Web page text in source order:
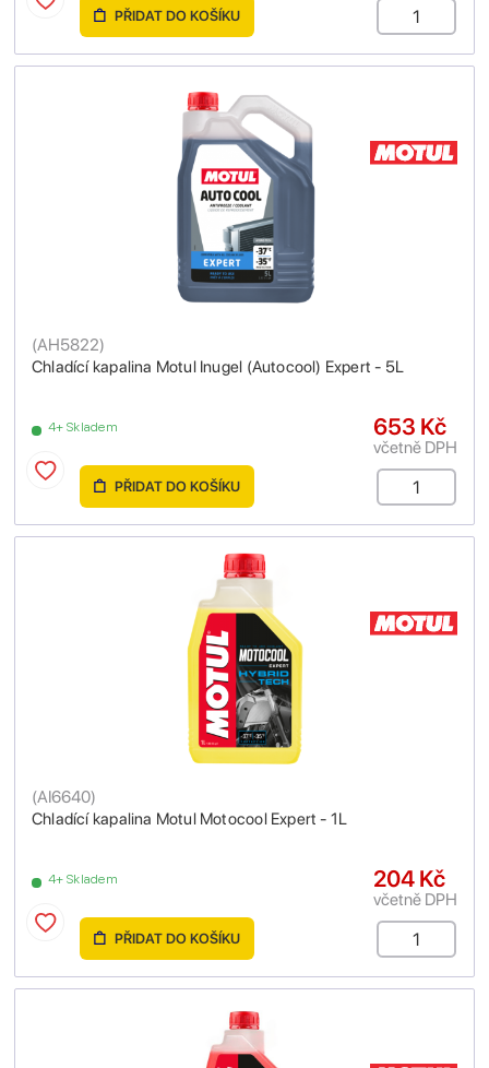
PŘIDAT DO KOŠÍKU
Chladící kapalina Motul Inugel (Autocool) Expert - 5L
(AH5822)
4+ Skladem 653 Kč
včetně DPH
PŘIDAT DO KOŠÍKU
Chladící kapalina Motul Motocool Expert - 1L
(AI6640)
4+ Skladem 204 Kč
včetně DPH
PŘIDAT DO KOŠÍKU